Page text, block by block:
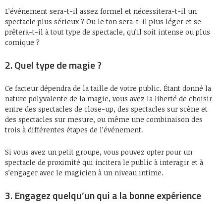
L’événement sera-t-il assez formel et nécessitera-t-il un
spectacle plus sérieux ? Ou le ton sera-t-il plus léger et se
prêtera-t-il à tout type de spectacle, qu’il soit intense ou plus
comique ?
2. Quel type de magie ?
Ce facteur dépendra de la taille de votre public. Étant donné la
nature polyvalente de la magie, vous avez la liberté de choisir
entre des spectacles de close-up, des spectacles sur scène et
des spectacles sur mesure, ou même une combinaison des
trois à différentes étapes de l’événement.
Si vous avez un petit groupe, vous pouvez opter pour un
spectacle de proximité qui incitera le public à interagir et à
s’engager avec le magicien à un niveau intime.
3. Engagez quelqu’un qui a la bonne expérience